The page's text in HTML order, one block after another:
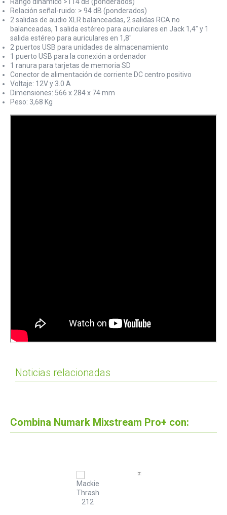
Relación señal-ruido: > 94 dB (ponderados)
2 salidas de audio XLR balanceadas, 2 salidas RCA no
balanceadas, 1 salida estéreo para auriculares en Jack 1,4" y 1
salida estéreo para auriculares en 1,8"
2 puertos USB para unidades de almacenamiento
1 puerto USB para la conexión a ordenador
1 ranura para tarjetas de memoria SD
Conector de alimentación de corriente DC centro positivo
Voltaje: 12V y 3.0 A
Dimensiones: 566 x 284 x 74 mm
Peso: 3,68 Kg
Noticias relacionadas
Combina Numark Mixstream Pro+ con: